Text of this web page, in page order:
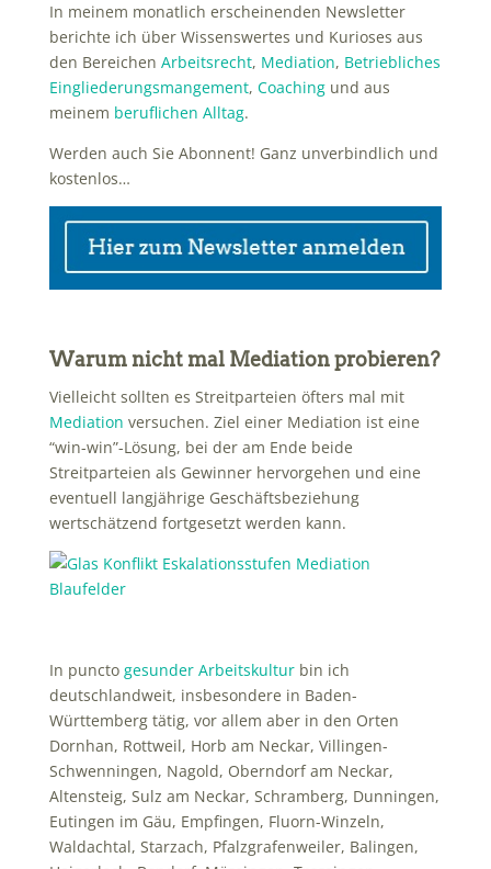
In meinem monatlich erscheinenden Newsletter
berichte ich über Wissenswertes und Kurioses aus
den Bereichen Arbeitsrecht, Mediation, Betriebliches
Eingliederungsmangement, Coachingund aus
meinem beruflichen Alltag.
Werden auch Sie Abonnent! Ganz unverbindlich und
kostenlos…
Warum nicht mal Mediation probieren?
Vielleicht sollten es Streitparteien öfters mal mit
Mediation versuchen. Ziel einer Mediation ist eine
“win-win”-Lösung, bei der am Ende beide
Streitparteien als Gewinner hervorgehen und eine
eventuell langjährige Geschäftsbeziehung
wertschätzend fortgesetzt werden kann.
In puncto gesunder Arbeitskulturbin ich
deutschlandweit, insbesondere in Baden-
Württemberg tätig, vor allem aber in den Orten
Dornhan, Rottweil, Horb am Neckar, Villingen-
Schwenningen, Nagold, Oberndorf am Neckar,
Altensteig, Sulz am Neckar, Schramberg, Dunningen,
Eutingen im Gäu, Empfingen, Fluorn-Winzeln,
Waldachtal, Starzach, Pfalzgrafenweiler, Balingen,